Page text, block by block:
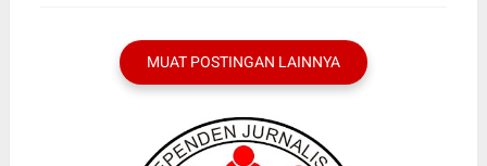
MUAT POSTINGAN LAINNYA